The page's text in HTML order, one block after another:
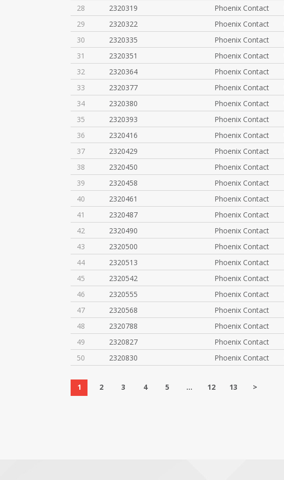
28 2320319 Phoenix Contact
29 2320322 Phoenix Contact
30 2320335 Phoenix Contact
31 2320351 Phoenix Contact
32 2320364 Phoenix Contact
33 2320377 Phoenix Contact
34 2320380 Phoenix Contact
35 2320393 Phoenix Contact
36 2320416 Phoenix Contact
37 2320429 Phoenix Contact
38 2320450 Phoenix Contact
39 2320458 Phoenix Contact
40 2320461 Phoenix Contact
41 2320487 Phoenix Contact
42 2320490 Phoenix Contact
43 2320500 Phoenix Contact
44 2320513 Phoenix Contact
45 2320542 Phoenix Contact
46 2320555 Phoenix Contact
47 2320568 Phoenix Contact
48 2320788 Phoenix Contact
49 2320827 Phoenix Contact
50 2320830 Phoenix Contact
1 2 3 4 5 ... 12 13 >